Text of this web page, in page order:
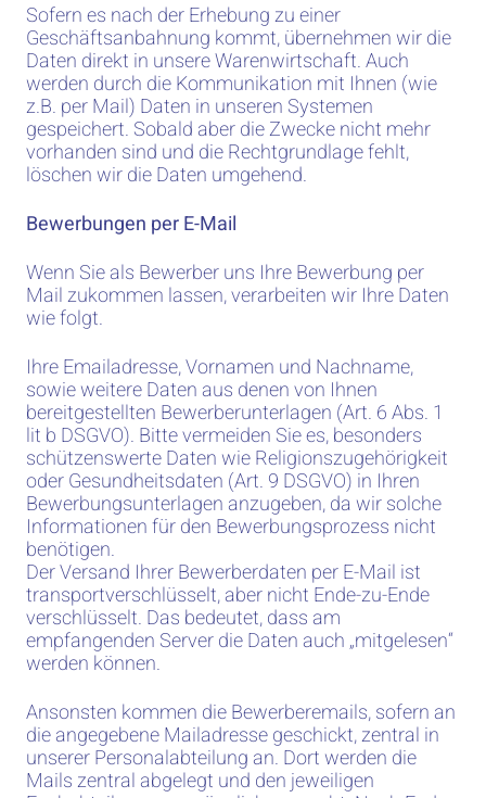
Sofern es nach der Erhebung zu einer
Geschäftsanbahnung kommt, übernehmen wir die
Daten direkt in unsere Warenwirtschaft. Auch
werden durch die Kommunikation mit Ihnen (wie
z.B. per Mail) Daten in unseren Systemen
gespeichert. Sobald aber die Zwecke nicht mehr
vorhanden sind und die Rechtgrundlage fehlt,
löschen wir die Daten umgehend.
Bewerbungen per E-Mail
Wenn Sie als Bewerber uns Ihre Bewerbung per
Mail zukommen lassen, verarbeiten wir Ihre Daten
wie folgt.
Ihre Emailadresse, Vornamen und Nachname,
sowie weitere Daten aus denen von Ihnen
bereitgestellten Bewerberunterlagen (Art. 6 Abs. 1
lit b DSGVO). Bitte vermeiden Sie es, besonders
schützenswerte Daten wie Religionszugehörigkeit
oder Gesundheitsdaten (Art. 9 DSGVO) in Ihren
Bewerbungsunterlagen anzugeben, da wir solche
Informationen für den Bewerbungsprozess nicht
benötigen.
Der Versand Ihrer Bewerberdaten per E-Mail ist
transportverschlüsselt, aber nicht Ende-zu-Ende
verschlüsselt. Das bedeutet, dass am
empfangenden Server die Daten auch „mitgelesen“
werden können.
Ansonsten kommen die Bewerberemails, sofern an
die angegebene Mailadresse geschickt, zentral in
unserer Personalabteilung an. Dort werden die
Mails zentral abgelegt und den jeweiligen